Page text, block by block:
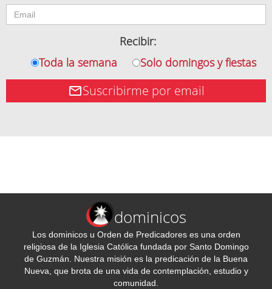
Recibir:
Toda la semana
Solo domingos y fiestas
Suscribirme por email
dominicos
Los dominicos u Orden de Predicadores es una orden
religiosa de la Iglesia Católica fundada por Santo Domingo
de Guzmán. Nuestra misión es la predicación de la Buena
Nueva, que brota de una vida de contemplación, estudio y
comunidad.